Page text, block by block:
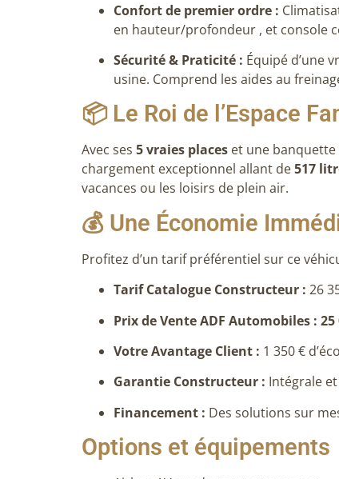
Confort de premier ordre :
en hauteur/profondeur , et console
Sécurité & Praticité : Équipé d’une
usine. Comprend les aides au
📦 Le Roi de l’Espace
Avec ses 5 vraies places et une
chargement exceptionnel allant de517
vacances ou les loisirs de plein air.
💰 Une Économie
Profitez d’un tarif préférentiel sur ce
Tarif Catalogue Constructeur : 26
Prix de Vente ADF Automobiles : 25
Votre Avantage Client : 1 350 €
Garantie Constructeur : Intégrale
Financement : Des solutions sur
Options et équipements